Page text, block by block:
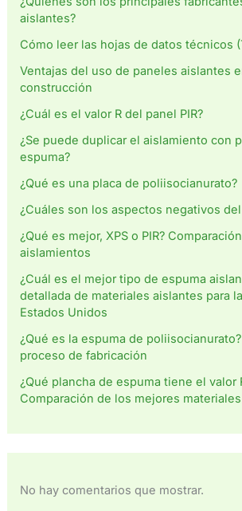
aislantes?
Cómo leer las hojas de datos técnicos
Ventajas del uso de paneles aislantes
construcción
¿Cuál es el valor R del panel PIR?
¿Se puede duplicar el aislamiento con
espuma?
¿Qué es una placa de poliisocianurato?
¿Cuáles son los aspectos negativos
¿Qué es mejor, XPS o PIR?
aislamientos
¿Cuál es el mejor tipo de espuma
detallada de materiales aislantes para
Estados Unidos
¿Qué es la espuma de
proceso de fabricación
¿Qué plancha de espuma tiene el valor
Comparación de los mejores
No hay comentarios que mostrar.